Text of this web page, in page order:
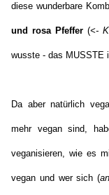
diese wunderbare
und rosa Pfeffer (<-
wusste - das MUSSTE
Da aber natürlich
mehr vegan sind,
veganisieren, wie es
vegan und wer sich (